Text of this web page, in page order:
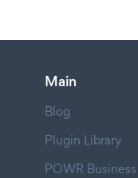
Main
Blog
Plugin Library
POWR Business